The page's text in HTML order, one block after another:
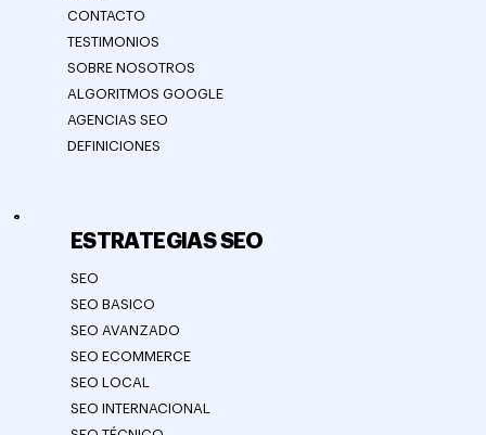
CONTACTO
TESTIMONIOS
SOBRE NOSOTROS
ALGORITMOS GOOGLE
AGENCIAS SEO
DEFINICIONES
ESTRATEGIAS SEO
SEO
SEO BASICO
SEO AVANZADO
SEO ECOMMERCE
SEO LOCAL
SEO INTERNACIONAL